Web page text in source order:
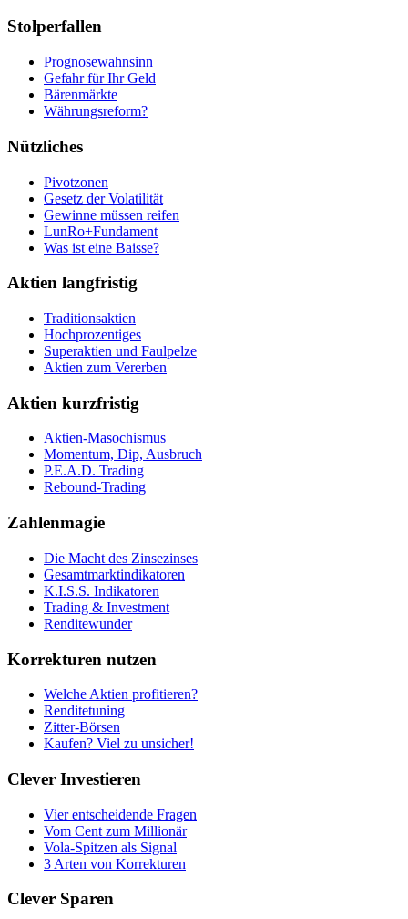
Stolperfallen
Prognosewahnsinn
Gefahr für Ihr Geld
Bärenmärkte
Währungsreform?
Nützliches
Pivotzonen
Gesetz der Volatilität
Gewinne müssen reifen
LunRo+Fundament
Was ist eine Baisse?
Aktien langfristig
Traditionsaktien
Hochprozentiges
Superaktien und Faulpelze
Aktien zum Vererben
Aktien kurzfristig
Aktien-Masochismus
Momentum, Dip, Ausbruch
P.E.A.D. Trading
Rebound-Trading
Zahlenmagie
Die Macht des Zinsezinses
Gesamtmarktindikatoren
K.I.S.S. Indikatoren
Trading & Investment
Renditewunder
Korrekturen nutzen
Welche Aktien profitieren?
Renditetuning
Zitter-Börsen
Kaufen? Viel zu unsicher!
Clever Investieren
Vier entscheidende Fragen
Vom Cent zum Millionär
Vola-Spitzen als Signal
3 Arten von Korrekturen
Clever Sparen